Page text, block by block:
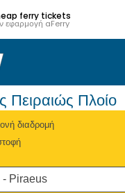
ferry tickets
εφαρμογή aFerry
Πειραιώς Πλοίο
διαδρομή